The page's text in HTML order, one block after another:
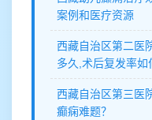
案例和医疗资源
西藏自治区第二医
多久,术后复发率
西藏自治区第三医
癫痫难题？